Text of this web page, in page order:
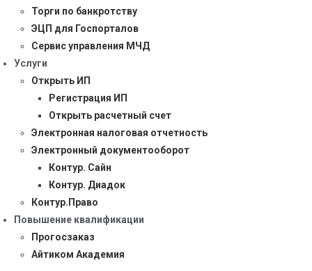
Торги по банкротству
ЭЦП для Госпорталов
Сервис управления МЧД
Услуги
Открыть ИП
Регистрация ИП
Открыть расчетный счет
Электронная налоговая отчетность
Электронный документооборот
Контур. Сайн
Контур. Диадок
Контур.Право
Повышение квалификации
Прогосзаказ
Айтиком Академия